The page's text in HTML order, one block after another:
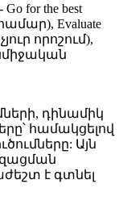
- Go for the best
համար), Evaluate
որոշում),
դինամիկ
համակցելով
Այն
է գտնել